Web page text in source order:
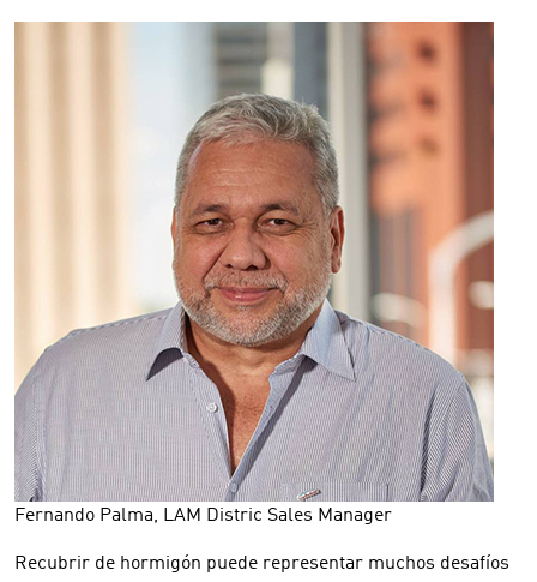
Fernando Palma, LAM Distric Sales Manager
Recubrir de hormigón puede representar muchos desafíos